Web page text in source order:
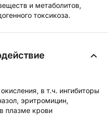
и метаболитов,
токсикоза.
в т.ч. ингибиторы
эритромицин,
плазме крови